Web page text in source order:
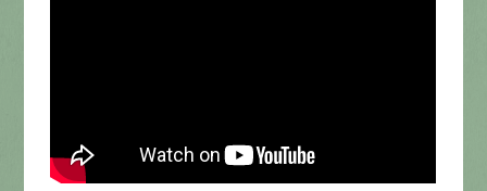
Webお問い合わせ